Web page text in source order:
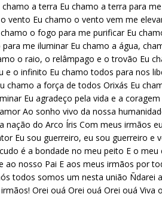
a terra Eu chamo a terra para
vento Eu chamo o vento vem me
o fogo para me purificar Eu
me iluminar Eu chamo a água,
o raio, o relâmpago e o trovão Eu
e o infinito Eu chamo todos para nos
chamo a força de todos Orixás Eu
Eu agradeço pela vida e a
Ao sonho vivo da nossa
nação do Arco Íris Com meus irmãos
Eu sou guerreiro, eu sou guerreiro e
é a bondade no meu peito E o
ao nosso Pai E aos meus irmãos por
todos somos um nesta união Ñdarei
Orei ouá Orei ouá Orei ouá Viva